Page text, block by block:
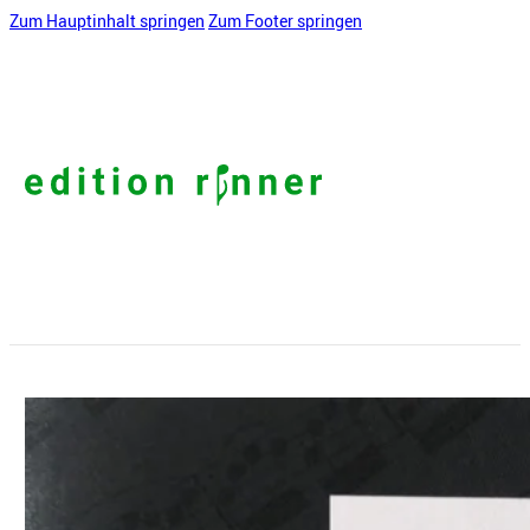
Zum Hauptinhalt springen Zum Footer springen